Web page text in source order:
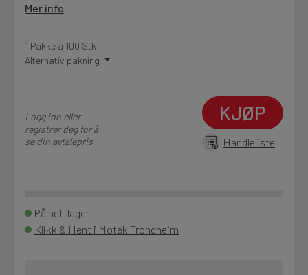
Kampanjer
Kvalitetsprodukter til ekstra gode priser
Siste nytt om dine favorittprodukter
Mer info
1 Pakke a 100 Stk
Alternativ pakning
Logg inn eller
registrer deg for å
se din avtalepris
KJØP
Handleliste
På nettlager
Klikk & Hent i Motek Trondheim